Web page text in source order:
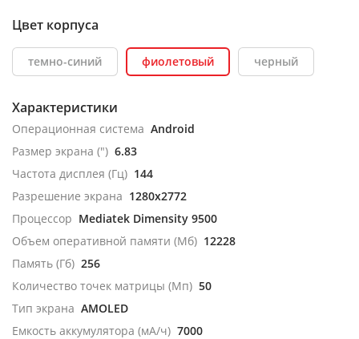
Цвет корпуса
темно-синий фиолетовый черный
Характеристики
Операционная система Android
Размер экрана (") 6.83
Частота дисплея (Гц) 144
Разрешение экрана 1280x2772
Процессор Mediatek Dimensity 9500
Объем оперативной памяти (Мб) 12228
Память (Гб) 256
Количество точек матрицы (Мп) 50
Тип экрана AMOLED
Емкость аккумулятора (мА/ч) 7000